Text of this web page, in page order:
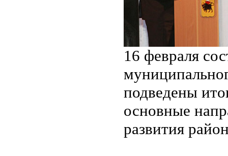
16 февраля
подведены
основные
развития